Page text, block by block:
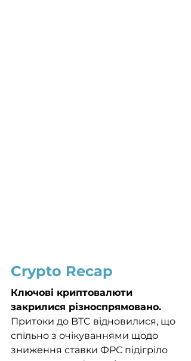
Crypto Recap
Ключові криптовалюти
закрилися різноспрямовано.
Притоки до BTC відновилися, що
спільно з очікуваннями щодо
зниження ставки ФРС підігріло